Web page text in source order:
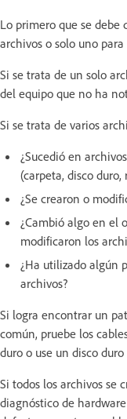
Lo primero que se debe
archivos o solo uno
Si se trata de un solo
del equipo que no ha
Si se trata de varios
¿Sucedió en
(carpeta, disco
¿Se crearon o
¿Cambió algo en el
modificaron los
¿Ha utilizado algún
archivos?
Si logra encontrar un
común, pruebe los
duro o use un disco
Si todos los archivos se
diagnóstico de